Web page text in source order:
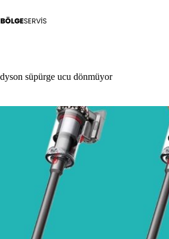
content
dyson süpürge ucu dönmüyor